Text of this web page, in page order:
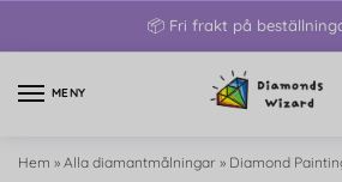
📦 Fri frakt på
MENY
Hem » Alla diamantmålningar » Diamond